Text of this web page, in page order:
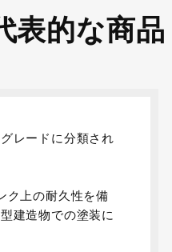
表的な商品
レードに分類され
ク上の耐久性を備
建造物での塗装に